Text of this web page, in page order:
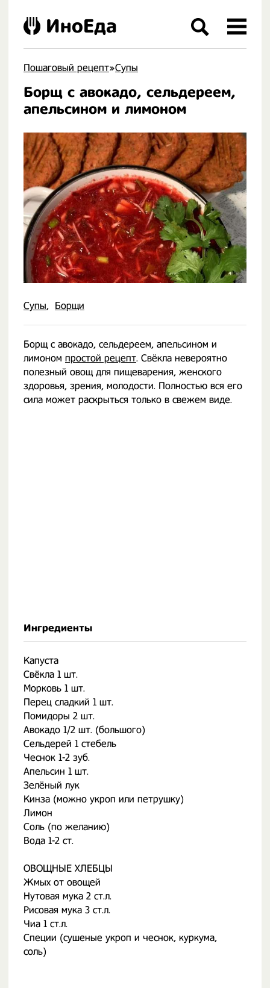
Пошаговый рецепт»Супы
Борщ с авокадо, сельдереем,
апельсином и лимоном
Супы Борщи
Борщ с авокадо, сельдереем, апельсином и
лимоном простой рецепт. Свёкла невероятно
полезный овощ для пищеварения, женского
здоровья, зрения, молодости. Полностью вся его
сила может раскрыться только в свежем виде.
Ингредиенты
Капуста
Свёкла 1 шт.
Морковь 1 шт.
Перец сладкий 1 шт.
Помидоры 2 шт.
Авокадо 1/2 шт. (большого)
Сельдерей 1 стебель
Чеснок 1-2 зуб.
Апельсин 1 шт.
Зелёный лук
Кинза (можно укроп или петрушку)
Лимон
Соль (по желанию)
Вода 1-2 ст.
ОВОЩНЫЕ ХЛЕБЦЫ
Жмых от овощей
Нутовая мука 2 ст.л.
Рисовая мука 3 ст.л.
Чиа 1 ст.л.
Специи (сушеные укроп и чеснок, куркума,
соль)
ИноЕда